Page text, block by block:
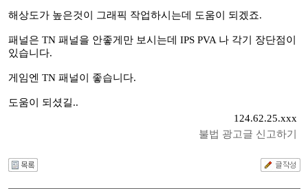
해상도가 높은것이 그래픽 작업하시는데 도움이 되겠죠.
패널은 TN 패널을 안좋게만 보시는데 IPS PVA 나 각기 장단점이
있습니다.
게임엔 TN 패널이 좋습니다.
도움이 되셨길..
124.62.25.xxx
불법 광고글 신고하기